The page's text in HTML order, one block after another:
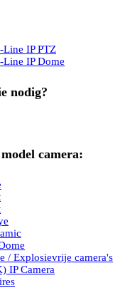
IP PTZ
IP Dome
nodig?
camera:
/ Explosievrije camera's
IP Camera